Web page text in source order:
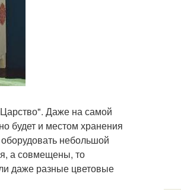
Даже на самой
будет и местом хранения
небольшой
а совмещены, то
даже разные цветовые